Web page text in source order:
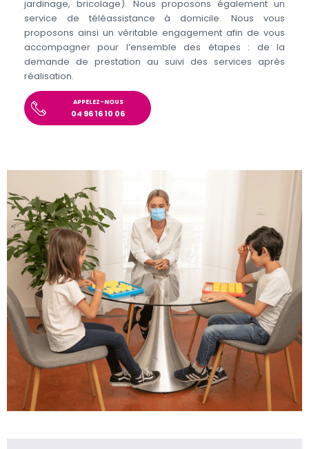
jardinage, bricolage). Nous proposons également un
service de téléassistance à domicile. Nous vous
proposons ainsi un véritable engagement afin de vous
accompagner pour l’ensemble des étapes : de la
demande de prestation au suivi des services après
réalisation.
APPELEZ-NOUS
04 96 16 10 06